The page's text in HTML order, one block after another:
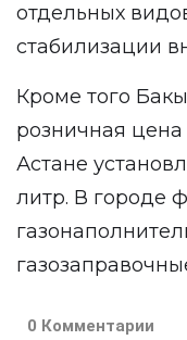
отдельных
стабилизации
Кроме того
розничная
Астане
литр. В городе
0 Комментарии